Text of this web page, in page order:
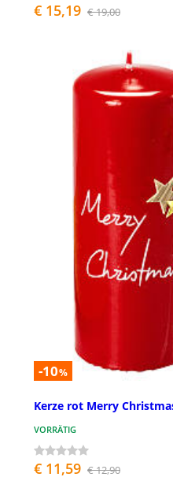
€ 15,19 € 19,00
-10%
Kerze rot Merry
VORRÄTIG
€ 11,59 € 12,90